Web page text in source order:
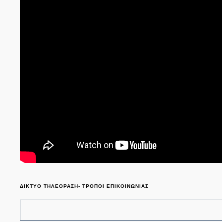
ΔΙΚΤΥΟ ΤΗΛΕΟΡΑΣΗ- ΤΡΟΠΟΙ ΕΠΙΚΟΙΝΩΝΙΑΣ